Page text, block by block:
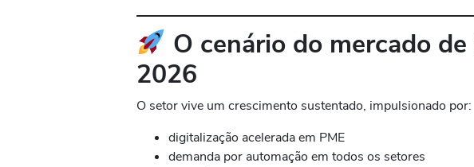
O cenário do mercado
2026
O setor vive um crescimento sustentado, impulsionado por:
digitalização acelerada em PME
demanda por automação em todos os setores